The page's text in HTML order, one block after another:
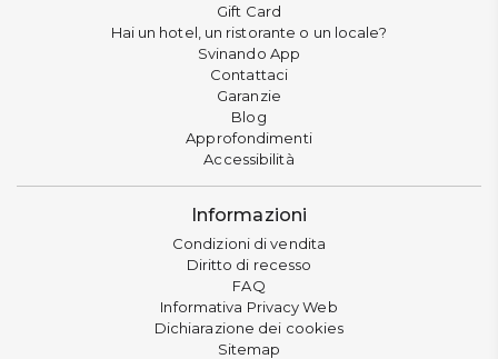
Gift Card
Hai un hotel, un ristorante o un locale?
Svinando App
Contattaci
Garanzie
Blog
Approfondimenti
Accessibilità
Informazioni
Condizioni di vendita
Diritto di recesso
FAQ
Informativa Privacy Web
Dichiarazione dei cookies
Sitemap